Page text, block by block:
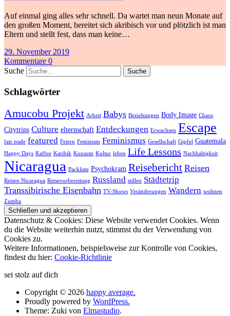
Auf einmal ging alles sehr schnell. Da wartet man neun Monate auf
den großen Moment, bereitet sich akribisch vor und plötzlich ist man
Eltern und stellt fest, dass man keine…
29. November 2019
Kommentare 0
Suche
Schlagwörter
Amucobu Projekt Arbeit Babys Beziehungen Body Image Chaos
Citytrips Culture elternschaft Entdeckungen Erwachsen Escape
fair trade featured Feiern Feminism Feminismus Gesellschaft Gipfel Guatemala
Happy Days Kaffee Karibik Konsum Kultur leben Life Lessons Nachhaltigkeit
Nicaragua Packliste Psychokram Reisebericht Reisen
Reisen Nicaragua Reisevorbereitung Russland stillen Städtetrip
Transsibirische Eisenbahn TV-Shows Veränderungen Wandern wohnen
Zumba
Datenschutz & Cookies: Diese Website verwendet Cookies. Wenn
du die Website weiterhin nutzt, stimmst du der Verwendung von
Cookies zu.
Weitere Informationen, beispielsweise zur Kontrolle von Cookies,
findest du hier: Cookie-Richtlinie
sei stolz auf dich
Copyright © 2026 happy average.
Proudly powered by WordPress.
Theme: Zuki von Elmastudio.